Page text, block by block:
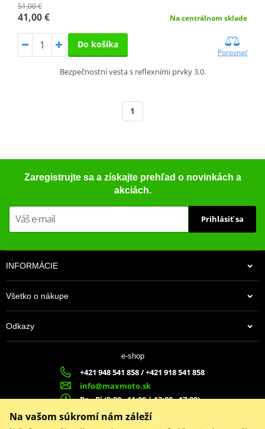
51,00 €
41,00 € Na centrálnom sklade
Do košíka
Porovnať
Bezpečnostní vesta s reflexními prvky 3.0.
1
Zaregistrujte sa a získajte prehľad o novinkách a
akciách.
Prihlásiť sa
INFORMÁCIE
Všetko o nákupe
Odkazy
e-shop
+421 948 541 858 / +421 918 541 858
info@maxmoto.sk
Po - Pi (8:00 - 11:00 | 12:00 - 17:00)
MAX
MOTO s.r.o.
Slovenských dobrovoľníkov 1439
Na vašom súkromí nám záleží